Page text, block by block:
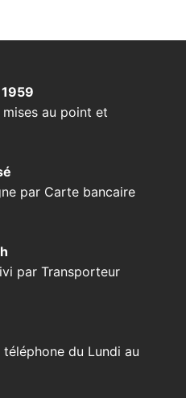
au point et
par Carte bancaire
par Transporteur
du Lundi au